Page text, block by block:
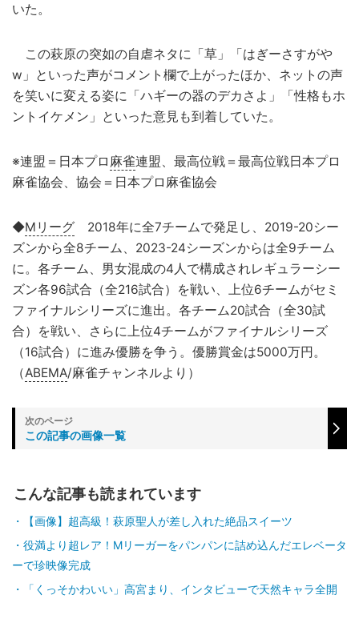
いた。
この萩原の突如の自虐ネタに「草」「はぎーさすがや
w」といった声がコメント欄で上がったほか、ネットの声
を笑いに変える姿に「ハギーの器のデカさよ」「性格もホ
ントイケメン」といった意見も到着していた。
※連盟＝日本プロ 麻雀連盟、最高位戦＝最高位戦日本プロ
麻雀協会、協会＝日本プロ麻雀協会
◆Mリーグ 2018年に全7チームで発足し、2019-20シー
ズンから全8チーム、2023-24シーズンからは全9チーム
に。各チーム、男女混成の4人で構成されレギュラーシー
ズン各96試合（全216試合）を戦い、上位6チームがセミ
ファイナルシリーズに進出。各チーム20試合（全30試
合）を戦い、さらに上位4チームがファイナルシリーズ
（16試合）に進み優勝を争う。優勝賞金は5000万円。
（ABEMA/麻雀チャンネルより）
この記事の画像一覧
こんな記事も読まれています
【画像】超高級！萩原聖人が差し入れた絶品スイーツ
役満より超レア！Mリーガーをパンパンに詰め込んだエレベータ
ーで珍映像完成
「くっそかわいい」高宮まり、インタビューで天然キャラ全開